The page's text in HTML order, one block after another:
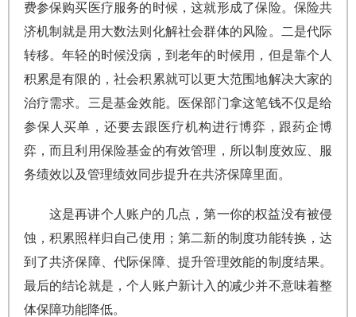
费参保购买医疗服务的时候，这就形成了保险。保险共
济机制就是用大数法则化解社会群体的风险。二是代际
转移。年轻的时候没病，到老年的时候用，但是靠个人
积累是有限的，社会积累就可以更大范围地解决大家的
治疗需求。三是基金效能。医保部门拿这笔钱不仅是给
参保人买单，还要去跟医疗机构进行博弈，跟药企博
弈，而且利用保险基金的有效管理，所以制度效应、服
务绩效以及管理绩效同步提升在共济保障里面。
这是再讲个人账户的几点，第一你的权益没有被侵
蚀，积累照样归自己使用；第二新的制度功能转换，达
到了共济保障、代际保障、提升管理效能的制度结果。
最后的结论就是，个人账户新计入的减少并不意味着整
体保障功能降低。